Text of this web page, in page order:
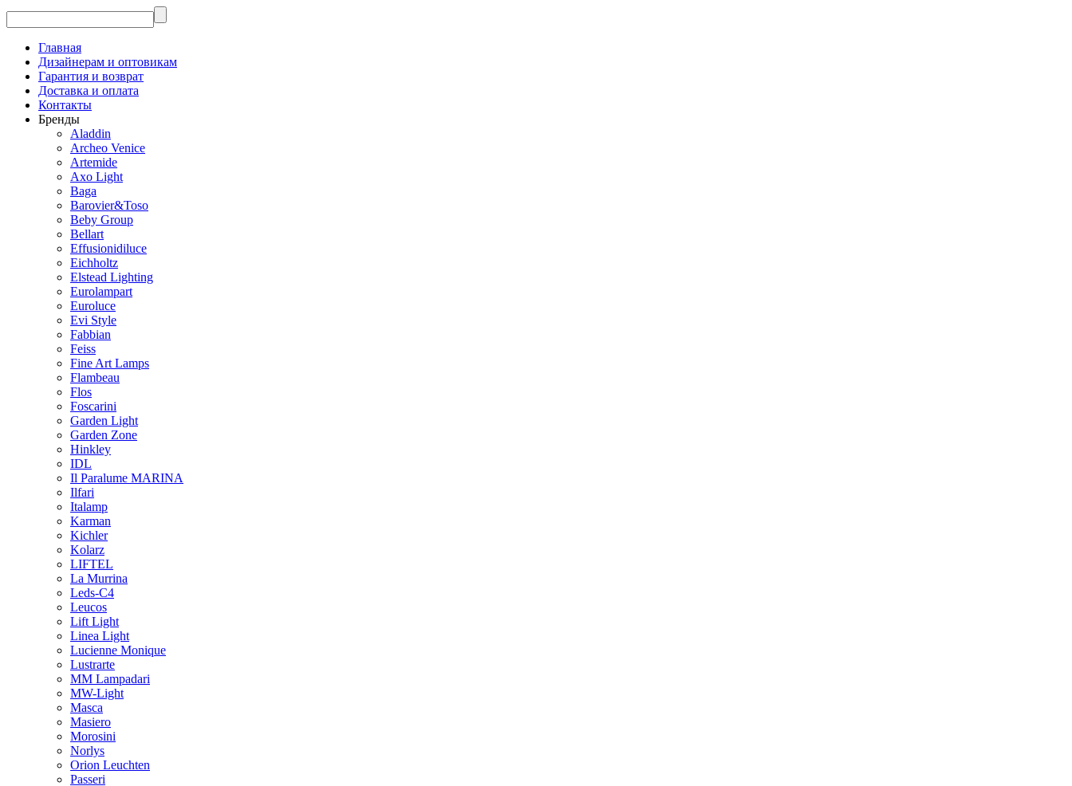
Главная
Дизайнерам и оптовикам
Гарантия и возврат
Доставка и оплата
Контакты
Бренды
Aladdin
Archeo Venice
Artemide
Axo Light
Baga
Barovier&Toso
Beby Group
Bellart
Effusionidiluce
Eichholtz
Elstead Lighting
Eurolampart
Euroluce
Evi Style
Fabbian
Feiss
Fine Art Lamps
Flambeau
Flos
Foscarini
Garden Light
Garden Zone
Hinkley
IDL
Il Paralume MARINA
Ilfari
Italamp
Karman
Kichler
Kolarz
LIFTEL
La Murrina
Leds-C4
Leucos
Lift Light
Linea Light
Lucienne Monique
Lustrarte
MM Lampadari
MW-Light
Masca
Masiero
Morosini
Norlys
Orion Leuchten
Passeri